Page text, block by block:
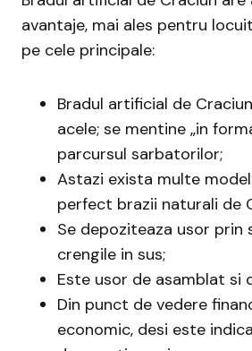
avantaje, mai ales pentru
pe cele principale:
Bradul artificial de
acele; se mentine „in
parcursul sarbatorilor;
Astazi exista multe
perfect brazii naturali de
Se depoziteaza usor prin
crengile in sus;
Este usor de asamblat si
Din punct de vedere
economic, desi este